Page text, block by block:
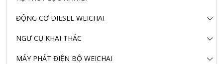
ĐỘNG CƠ DIESEL WEICHAI
NGƯ CỤ KHAI THÁC
MÁY PHÁT ĐIỆN BỘ WEICHAI